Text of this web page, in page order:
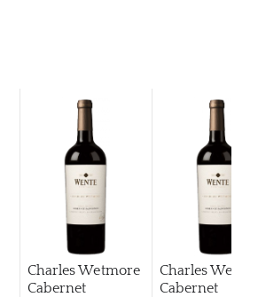
Charles Wetmore
Cabernet
Charles
Cabernet